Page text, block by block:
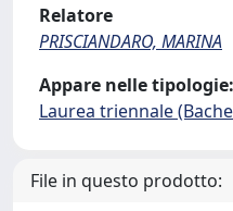
Relatore
PRISCIANDARO, MARINA
Appare nelle tipologie:
Laurea triennale
File in questo prodotto: